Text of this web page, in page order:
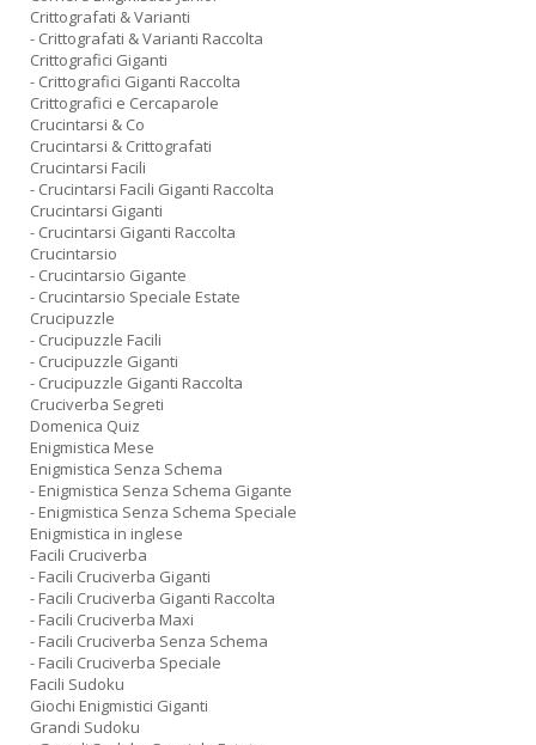
Crittografati & Varianti
- Crittografati & Varianti Raccolta
Crittografici Giganti
- Crittografici Giganti Raccolta
Crittografici e Cercaparole
Crucintarsi & Co
Crucintarsi & Crittografati
Crucintarsi Facili
- Crucintarsi Facili Giganti Raccolta
Crucintarsi Giganti
- Crucintarsi Giganti Raccolta
Crucintarsio
- Crucintarsio Gigante
- Crucintarsio Speciale Estate
Crucipuzzle
- Crucipuzzle Facili
- Crucipuzzle Giganti
- Crucipuzzle Giganti Raccolta
Cruciverba Segreti
Domenica Quiz
Enigmistica Mese
Enigmistica Senza Schema
- Enigmistica Senza Schema Gigante
- Enigmistica Senza Schema Speciale
Enigmistica in inglese
Facili Cruciverba
- Facili Cruciverba Giganti
- Facili Cruciverba Giganti Raccolta
- Facili Cruciverba Maxi
- Facili Cruciverba Senza Schema
- Facili Cruciverba Speciale
Facili Sudoku
Giochi Enigmistici Giganti
Grandi Sudoku